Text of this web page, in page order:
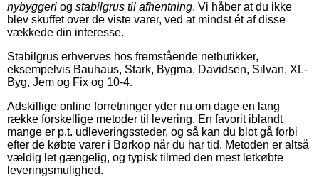
nybyggeri og stabilgrus til afhentning. Vi håber at du ikke
blev skuffet over de viste varer, ved at mindst ét af disse
vækkede din interesse.
Stabilgrus erhverves hos fremstående netbutikker,
eksempelvis Bauhaus, Stark, Bygma, Davidsen, Silvan, XL-
Byg, Jem og Fix og 10-4.
Adskillige online forretninger yder nu om dage en lang
række forskellige metoder til levering. En favorit iblandt
mange er p.t. udleveringssteder, og så kan du blot gå forbi
efter de købte varer i Børkop når du har tid. Metoden er altså
vældig let gængelig, og typisk tilmed den mest letkøbte
leveringsmulighed.